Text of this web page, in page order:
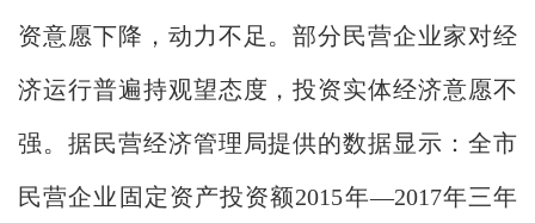
资意愿下降，动力不足。部分民营企业家对经
济运行普遍持观望态度，投资实体经济意愿不
强。据民营经济管理局提供的数据显示：全市
民营企业固定资产投资额2015年—2017年三年